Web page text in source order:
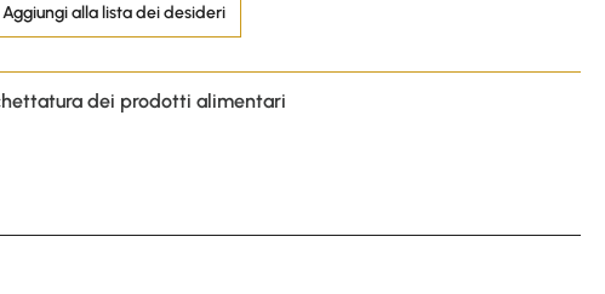
Aggiungi alla lista dei desideri
dei prodotti alimentari